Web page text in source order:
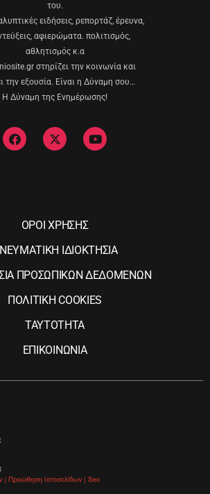
του.
ειδήσεις, ρεπορτάζ, έρευνα,
αφιερώματα. πολιτισμός,
αθλητισμός κ.α
στηρίζει την κοινωνία και
την εξουσία. Είναι η Δύναμη σου…
Η Δύναμη της Ενημέρωσης!
ΟΡΟΙ ΧΡΗΣΗΣ
ΙΔΙΟΚΤΗΣΙΑ
ΠΡΟΣΩΠΙΚΩΝ ΔΕΔΟΜΕΝΩΝ
ΠΟΛΙΤΙΚΗ COOKIES
ΤΑΥΤΟΤΗΤΑ
ΕΠΙΚΟΙΝΩΝΙΑ